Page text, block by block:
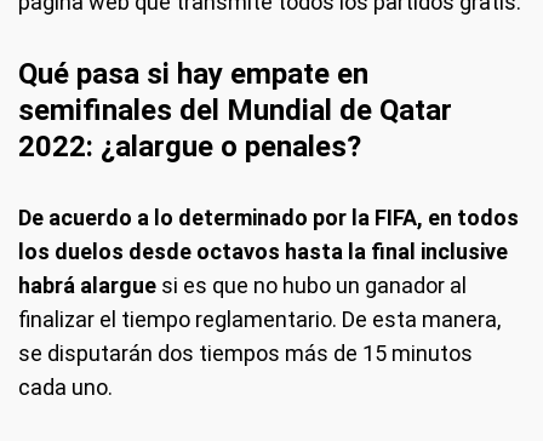
Qué pasa si hay empate en
semifinales del Mundial de Qatar
2022: ¿alargue o penales?
De acuerdo a lo determinado por la FIFA, en todos
los duelos desde octavos hasta la final inclusive
habrá alargue si es que no hubo un ganador al
finalizar el tiempo reglamentario. De esta manera,
se disputarán dos tiempos más de 15 minutos
cada uno.